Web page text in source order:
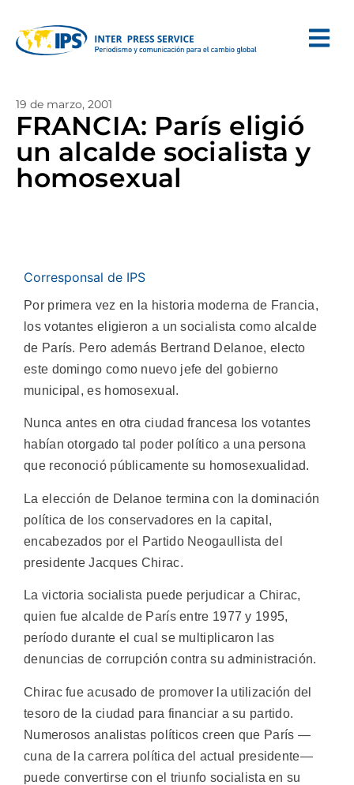
19 de marzo, 2001
FRANCIA: París eligió
un alcalde socialista y
homosexual
Corresponsal de IPS
Por primera vez en la historia moderna de Francia,
los votantes eligieron a un socialista como alcalde
de París. Pero además Bertrand Delanoe, electo
este domingo como nuevo jefe del gobierno
municipal, es homosexual.
Nunca antes en otra ciudad francesa los votantes
habían otorgado tal poder político a una persona
que reconoció públicamente su homosexualidad.
La elección de Delanoe termina con la dominación
política de los conservadores en la capital,
encabezados por el Partido Neogaullista del
presidente Jacques Chirac.
La victoria socialista puede perjudicar a Chirac,
quien fue alcalde de París entre 1977 y 1995,
período durante el cual se multiplicaron las
denuncias de corrupción contra su administración.
Chirac fue acusado de promover la utilización del
tesoro de la ciudad para financiar a su partido.
Numerosos analistas políticos creen que París —
cuna de la carrera política del actual presidente—
puede convertirse con el triunfo socialista en su